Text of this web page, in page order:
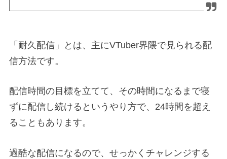
「耐久配信」とは、主にVTuber界隈で見られる配
信方法です。
配信時間の目標を立てて、その時間になるまで寝
ずに配信し続けるというやり方で、24時間を超え
ることもあります。
過酷な配信になるので、せっかくチャレンジする